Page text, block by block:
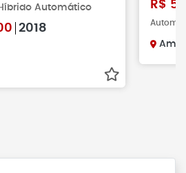
Híbrido Automático
2018
R$